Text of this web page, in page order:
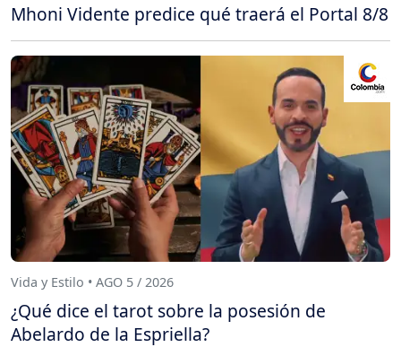
Mhoni Vidente predice qué traerá el Portal 8/8
Vida y Estilo • AGO 5 / 2026
¿Qué dice el tarot sobre la posesión de
Abelardo de la Espriella?